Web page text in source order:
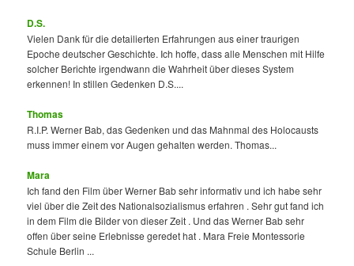
D.S.
Vielen Dank für die detailierten Erfahrungen aus einer traurigen
Epoche deutscher Geschichte. Ich hoffe, dass alle Menschen mit Hilfe
solcher Berichte irgendwann die Wahrheit über dieses System
erkennen! In stillen Gedenken D.S....
Thomas
R.I.P. Werner Bab, das Gedenken und das Mahnmal des Holocausts
muss immer einem vor Augen gehalten werden. Thomas...
Mara
Ich fand den Film über Werner Bab sehr informativ und ich habe sehr
viel über die Zeit des Nationalsozialismus erfahren . Sehr gut fand ich
in dem Film die Bilder von dieser Zeit . Und das Werner Bab sehr
offen über seine Erlebnisse geredet hat . Mara Freie Montessorie
Schule Berlin ...